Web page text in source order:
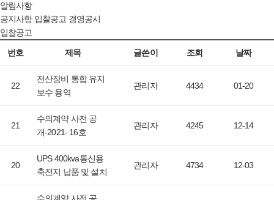
알림사항
공지사항 입찰공고 경영공시
입찰공고
번호 제목 글쓴이 조회 날짜
22
전산장비 통합 유지
보수 용역
관리자 4434 01-20
21
수의계약 사전 공
개-2021- 16호
관리자 4245 12-14
20
UPS 400kva통신용
축전지 납품 및 설치
관리자 4734 12-03